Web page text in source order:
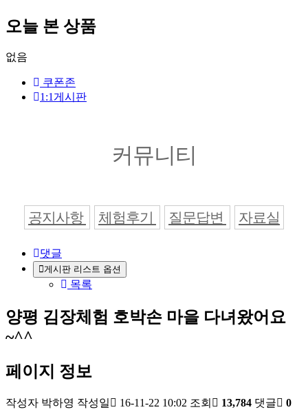
오늘 본 상품
없음
쿠폰존
1:1게시판
커뮤니티
공지사항 체험후기 질문답변 자료실
댓글
게시판 리스트 옵션
목록
양평 김장체험 호박손 마을 다녀왔어요
~^^
페이지 정보
작성자 박하영 작성일 16-11-22 10:02 조회 13,784 댓글 0